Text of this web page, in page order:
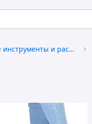
Медицинские инструменты и расходные материалы